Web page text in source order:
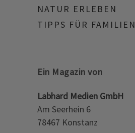
NATUR ERLEBEN
TIPPS FÜR FAMILIEN
Ein Magazin von
Labhard Medien GmbH
Am Seerhein 6
78467 Konstanz